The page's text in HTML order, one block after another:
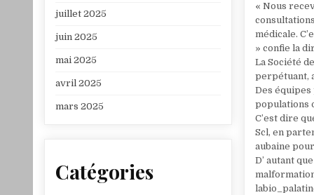
« Nous
médicale.
» confie la
La Société
perpétuant,
Des équipes
populations
C’est dire
Scl, en
aubaine
D’ autant
juillet 2025
juin 2025
mai 2025
avril 2025
mars 2025
Catégories